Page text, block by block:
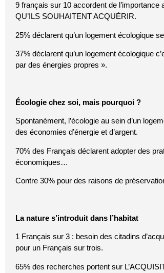
9 français sur 10 accordent de
QU’ILS SOUHAITENT ACQUÉRIR.
25% déclarent qu’un logement écologique
37% déclarent qu’un logement écologique
par des énergies propres ».
Écologie chez soi, mais pourquoi ?
Spontanément, l’écologie au sein d’un
des économies d’énergie et d’argent.
70% des Français déclarent adopter des
économiques…
Contre 30% pour des raisons de
La nature s’introduit dans l’habitat
1 Français sur 3 : besoin des citadins
pour un Français sur trois.
65% des recherches portent sur